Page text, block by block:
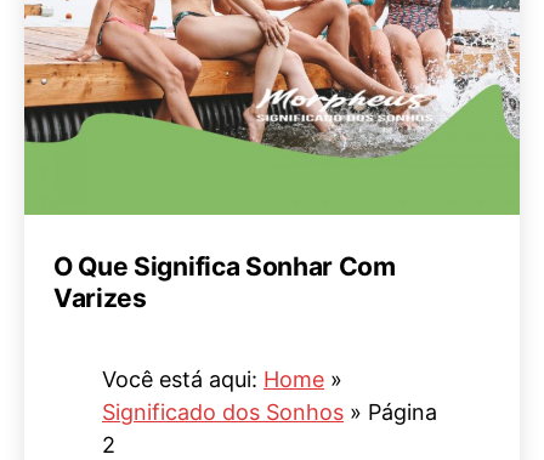
O Que Significa Sonhar Com
Varizes
Você está aqui: Home »
Significado dos Sonhos » Página
2